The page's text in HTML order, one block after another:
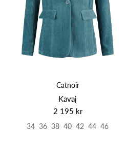
Catnoir
Kavaj
2 195 kr
34 36 38 40 42 44 46